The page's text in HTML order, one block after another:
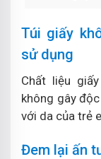
Túi giấy
sử dụng
Chất liệu
không gây
với da của trẻ
Đem lại ấn